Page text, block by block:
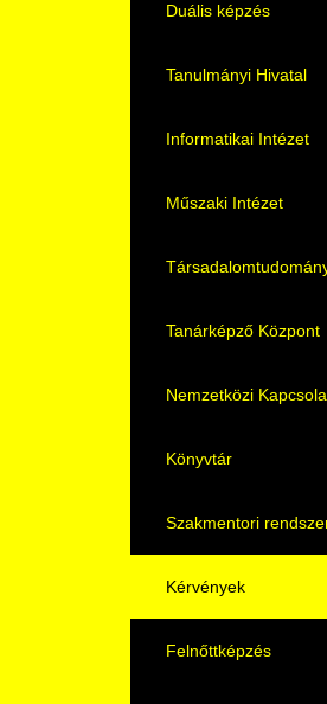
Duális képzés
Átjelentkezés
Gyakori Kérdések
Pályaorientációs
MTMI Szakok
Sportolóként
Könyvtár
K+F+I
Tanulmányi
HASIT
Nyelvvizsga
Neptun
DIÁKHITEL
Moodle
Átjelentkezőknek
Hallgatói pályázatok
Karrier
Duális képzés
Tanulmányi Hivatal
Informatikai Intézet
Műszaki Intézet
Tanárképző Központ
Nemzetközi
Könyvtár
Szakmentori
Kérvények
Felnőttképzés